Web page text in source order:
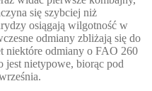
się szybciej niż
osiągają wilgotność w
odmiany zbliżają się do
niektóre odmiany o FAO 260
jest nietypowe, biorąc pod